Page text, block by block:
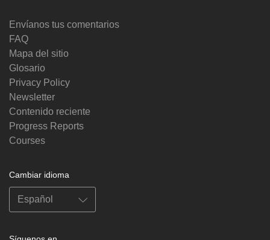
Envíanos tus comentarios
FAQ
Mapa del sitio
Glosario
Privacy Policy
Newsletter
Contenido reciente
Progress Reports
Courses
Cambiar idioma